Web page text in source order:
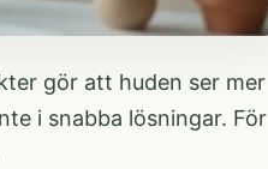
gör att huden ser mer
i snabba lösningar. För